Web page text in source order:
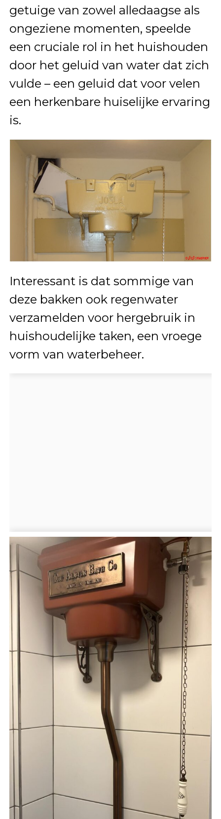
getuige van zowel alledaagse als
ongeziene momenten, speelde
een cruciale rol in het huishouden
door het geluid van water dat zich
vulde – een geluid dat voor velen
een herkenbare huiselijke ervaring
is.
Interessant is dat sommige van
deze bakken ook regenwater
verzamelden voor hergebruik in
huishoudelijke taken, een vroege
vorm van waterbeheer.